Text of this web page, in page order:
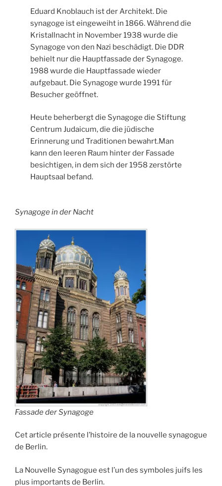
Eduard Knoblauch ist der Architekt. Die
synagoge ist eingeweiht in 1866. Während die
Kristallnacht in November 1938 wurde die
Synagoge von den Nazi beschädigt. Die DDR
behielt nur die Hauptfassade der Synagoge.
1988 wurde die Hauptfassade wieder
aufgebaut. Die Synagoge wurde 1991 für
Besucher geöffnet.
Heute beherbergt die Synagoge die Stiftung
Centrum Judaicum, die die jüdische
Erinnerung und Traditionen bewahrt.Man
kann den leeren Raum hinter der Fassade
besichtigen, in dem sich der 1958 zerstörte
Hauptsaal befand.
Synagoge in der Nacht
Fassade der Synagoge
Cet article présente l’histoire de la nouvelle synagogue
de Berlin.
La Nouvelle Synagogue est l’un des symboles juifs les
plus importants de Berlin.